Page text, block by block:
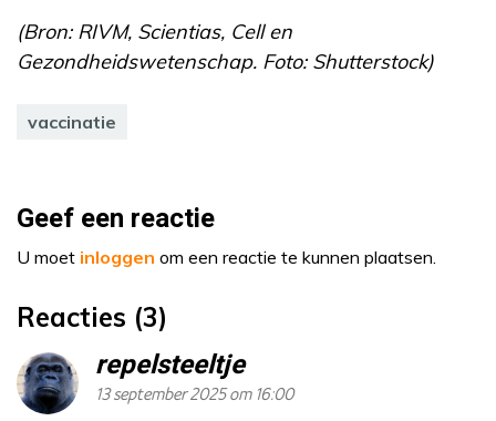
(Bron: RIVM, Scientias, Cell en
Gezondheidswetenschap. Foto: Shutterstock)
vaccinatie
Geef een reactie
U moet inloggen om een reactie te kunnen plaatsen.
Reacties (3)
repelsteeltje
13 september 2025 om 16:00